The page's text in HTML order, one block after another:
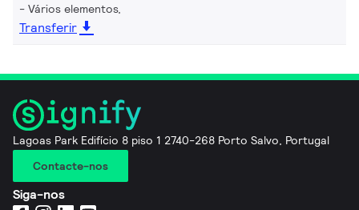
Vários elementos,
Transferir
Lagoas Park Edifício 8 piso 1 2740-268 Porto Salvo, Portugal
Contacte-nos
Siga-nos